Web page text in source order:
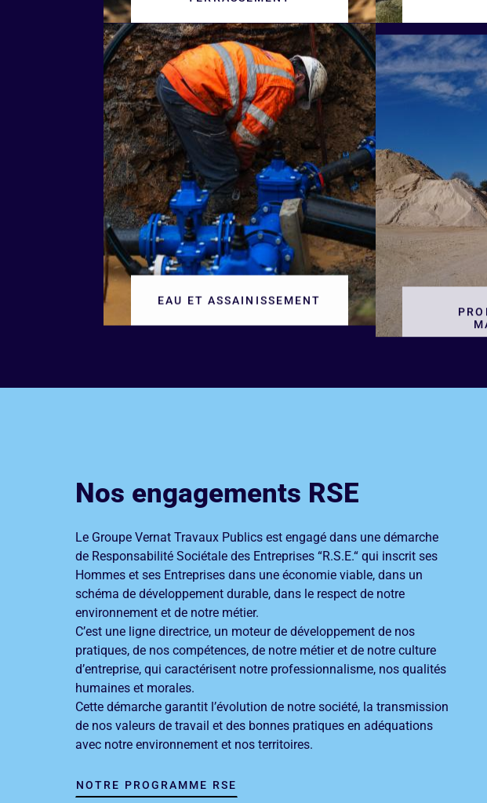
EAU ET ASSAINISSEMENT
Nos engagements RSE
Le Groupe Vernat Travaux Publics est engagé dans une démarche
de Responsabilité Sociétale des Entreprises “R.S.E.“ qui inscrit ses
Hommes et ses Entreprises dans une économie viable, dans un
schéma de développement durable, dans le respect de notre
environnement et de notre métier.
C’est une ligne directrice, un moteur de développement de nos
pratiques, de nos compétences, de notre métier et de notre culture
d’entreprise, qui caractérisent notre professionnalisme, nos qualités
humaines et morales.
Cette démarche garantit l’évolution de notre société, la transmission
de nos valeurs de travail et des bonnes pratiques en adéquations
avec notre environnement et nos territoires.
NOTRE PROGRAMME RSE